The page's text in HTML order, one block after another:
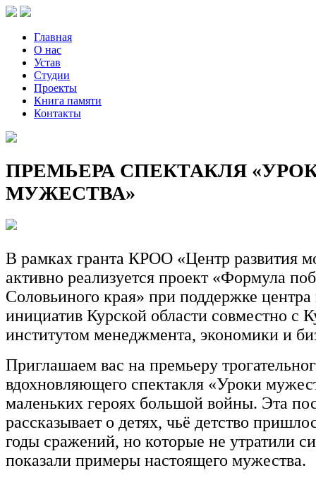
Главная
О нас
Устав
Студии
Проекты
Книга памяти
Контакты
ПРЕМЬЕРА СПЕКТАКЛЯ
МУЖЕСТВА»
В рамках гранта КРОО «Центр развития
активно реализуется проект«Формула
Соловьиного края» при поддержке центра
инициатив Курской области совместно с
институтом менеджмента, экономики и
Приглашаем вас на премьеру
вдохновляющего спектакля «Уроки
маленьких героях большой войны. Эта
рассказываето детях, чьё детство
годы сражений, но которые не утратили
показали примеры настоящего мужества.